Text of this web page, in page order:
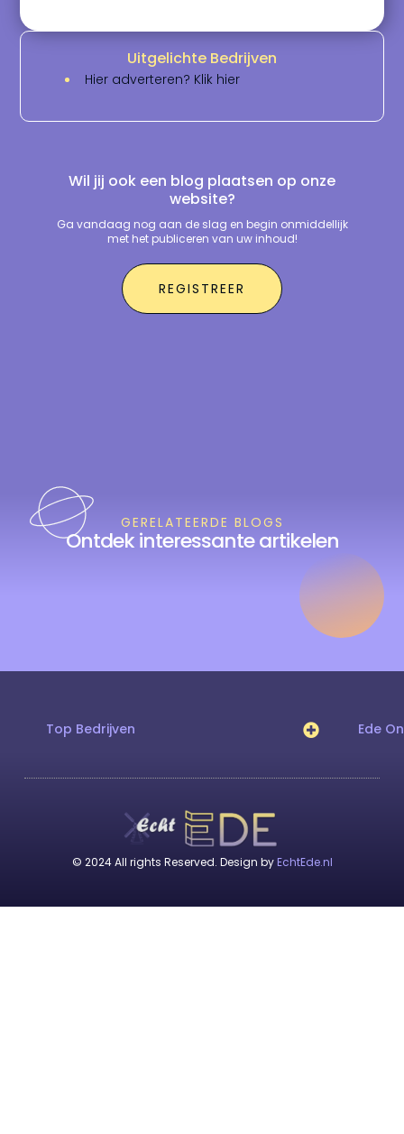
Uitgelichte Bedrijven
Hier adverteren? Klik hier
Wil jij ook een blog plaatsen op onze
website?
Ga vandaag nog aan de slag en begin onmiddellijk
met het publiceren van uw inhoud!
REGISTREER
GERELATEERDE BLOGS
Ontdek interessante artikelen
Top Bedrijven Ede
© 2024 All rights Reserved. Design by EchtEde.nl